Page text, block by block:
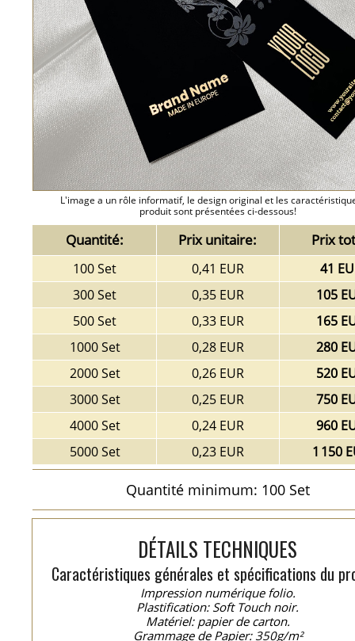
L'image a un rôle informatif, le design original et les
produit sont présentées ci-dessous!
Quantité: Prix unitaire: Prix
100 Set 0,41 EUR
41
300 Set
0,35 EUR
105
500 Set
0,33 EUR
165
1000 Set
0,28 EUR
280
2000 Set
0,26 EUR
520
3000 Set
0,25 EUR
750
4000 Set
0,24 EUR
960
5000 Set
0,23 EUR 1 150
Quantité minimum: 100 Set
DÉTAILS TECHNIQUES
Caractéristiques générales et spécifications du
Impression numérique folio.
Plastification: Soft Touch noir.
Matériel: papier de carton.
Grammage de Papier: 350g/m²